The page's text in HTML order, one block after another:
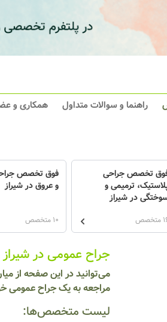
راهنما و سوالات متداول همکاری و
تخصص جراحی
ترمیمی و
در شیراز
فوق تخصص
و عروق در شیراز
10 متخصص
جراح عمومی در شیراز
می‌توانید در این صفحه از
مراجعه به یک جراح عمومی
لیست متخصص‌ها: